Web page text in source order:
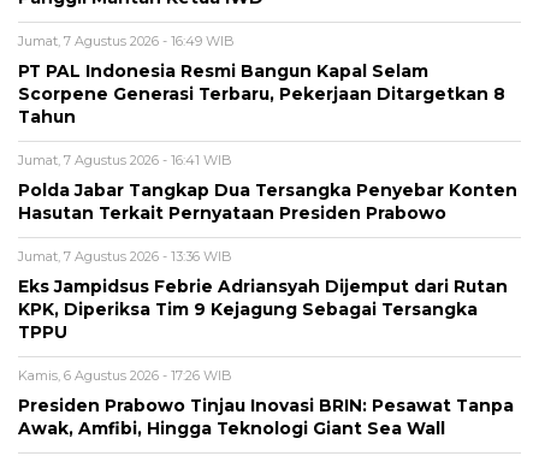
Jumat, 7 Agustus 2026 - 16:49 WIB
PT PAL Indonesia Resmi Bangun Kapal Selam
Scorpene Generasi Terbaru, Pekerjaan Ditargetkan 8
Tahun
Jumat, 7 Agustus 2026 - 16:41 WIB
Polda Jabar Tangkap Dua Tersangka Penyebar Konten
Hasutan Terkait Pernyataan Presiden Prabowo
Jumat, 7 Agustus 2026 - 13:36 WIB
Eks Jampidsus Febrie Adriansyah Dijemput dari Rutan
KPK, Diperiksa Tim 9 Kejagung Sebagai Tersangka
TPPU
Kamis, 6 Agustus 2026 - 17:26 WIB
Presiden Prabowo Tinjau Inovasi BRIN: Pesawat Tanpa
Awak, Amfibi, Hingga Teknologi Giant Sea Wall